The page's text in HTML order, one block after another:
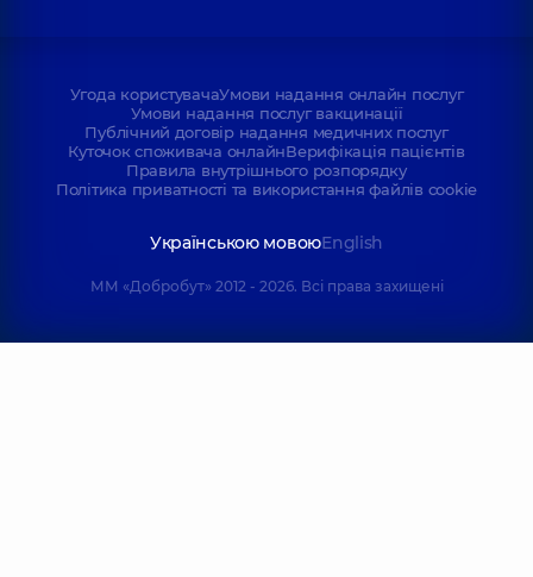
Угода користувачаУмови надання онлайн послуг
Умови надання послуг вакцинації
Публічний договір надання медичних послуг
Куточок споживача онлайнВерифікація пацієнтів
Правила внутрішнього розпорядку
Політика приватності та використання файлів cookie
Українською мовоюEnglish
ММ «Добробут» 2012 - 2026. Всі права захищені